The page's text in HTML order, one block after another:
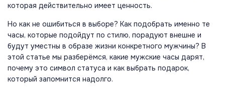
которая действительно имеет ценность.
Но как не ошибиться в выборе? Как подобрать именно те
часы, которые подойдут по стилю, порадуют внешне и
будут уместны в образе жизни конкретного мужчины? В
этой статье мы разберёмся, какие мужские часы дарят,
почему это символ статуса и как выбрать подарок,
который запомнится надолго.